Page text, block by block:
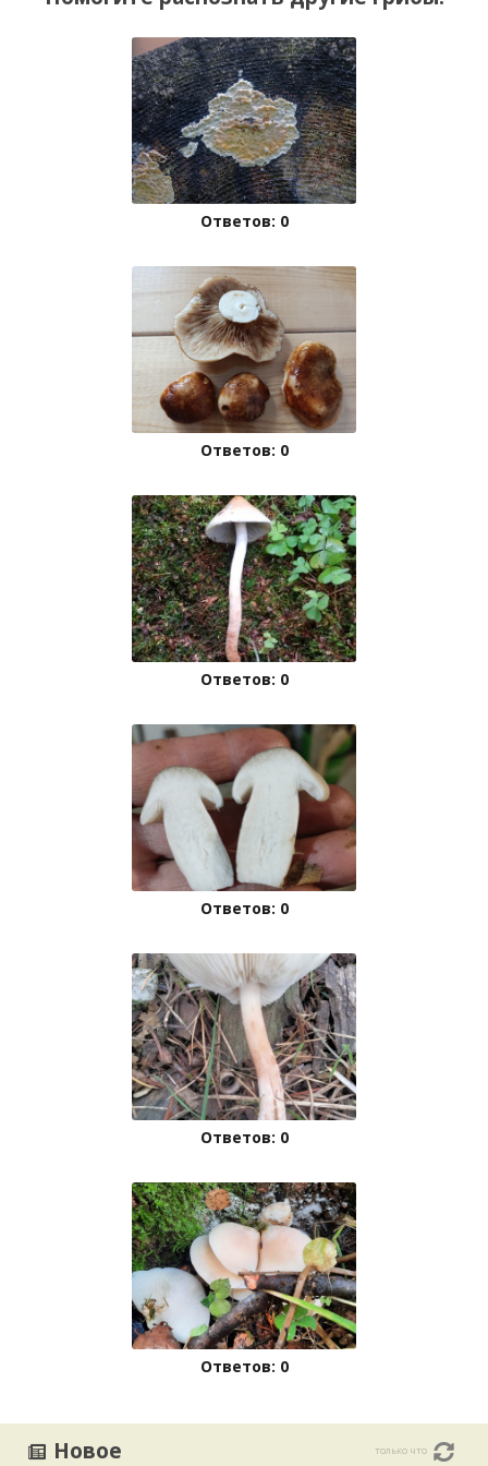
Ответов: 0
Ответов: 0
Ответов: 0
Ответов: 0
Ответов: 0
Ответов: 0
Новое только что